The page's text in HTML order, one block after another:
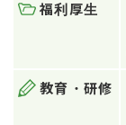
福利厚生
教育・研修